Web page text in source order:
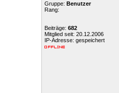
Gruppe: Benutzer
Rang:
Beiträge: 682
Mitglied seit: 20.12.2006
IP-Adresse: gespeichert